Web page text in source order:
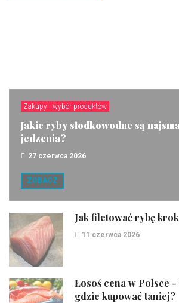
Zakupy i wybór produktów
Jakie ryby słodkowodne są
jedzenia?
27 czerwca 2026
ZOBACZ
Jak filetować rybę
11 czerwca 2026
Łosoś cena w Polsce
gdzie kupować taniej?